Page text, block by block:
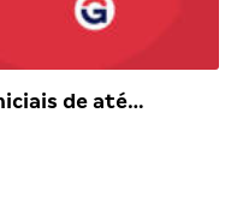
de até…